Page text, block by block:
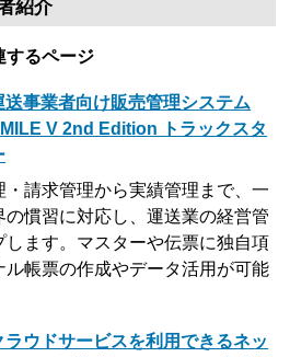
紹介
するページ
送事業者向け販売管理システム
V 2nd Edition トラックスタ
請求管理から実績管理まで、一
慣習に対応し、運送業の経営管
ます。マスターや伝票に独自項
ル帳票の作成やデータ活用が可能
ラウドサービスを利用できるネッ